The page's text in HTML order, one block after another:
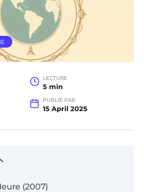
LECTURE
5 min
PUBLIÉ PAR
15 April 2025
(2007)